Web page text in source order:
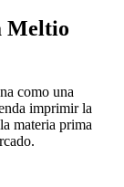
Meltio
como una
imprimir la
materia prima